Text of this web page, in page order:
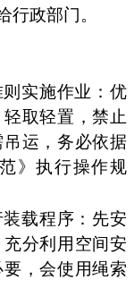
行政部门。
实施作业：优
取轻置，禁止
运，务必依据
》执行操作规
载程序：先安
分利用空间安
，会使用绳索